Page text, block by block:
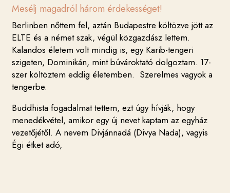
Mesélj magadról három érdekességet!
Berlinben nőttem fel, aztán Budapestre költözve jött az
ELTE és a német szak, végül közgazdász lettem.
Kalandos életem volt mindig is, egy Karib-tengeri
szigeten, Dominikán, mint búvároktató dolgoztam. 17-
szer költöztem eddig életemben. Szerelmes vagyok a
tengerbe.
Buddhista fogadalmat tettem, ezt úgy hívják, hogy
menedékvétel, amikor egy új nevet kaptam az egyház
vezetőjétől. A nevem Divjánnadá (Divya Nada), vagyis
Égi étket adó,